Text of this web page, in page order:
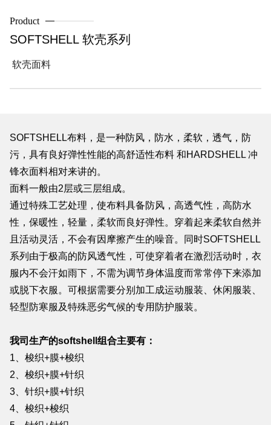
Product
SOFTSHELL 软壳系列
软壳面料
SOFTSHELL布料，是一种防风，防水，柔软，透气，防
污，具有良好弹性性能的高舒适性布料 和HARDSHELL 冲
锋衣面料相对来讲的。
面料一般由2层或三层组成。
通过特殊工艺处理，使布料具备防风，高透气性，高防水
性，保暖性，轻量，柔软而良好弹性。穿着起来柔软自然并
且活动灵活，不会有因摩擦产生的噪音。同时SOFTSHELL
系列由于极高的防风透气性，可使穿着者在激烈活动时，衣
服内不会汗如雨下，不需为调节身体温度而常常停下来添加
或脱下衣服。可根据需要分别加工成运动服装、休闲服装、
轻型防寒服及特殊恶劣气候的专用防护服装。
我司生产的softshell组合主要有：
1、梭织+膜+梭织
2、梭织+膜+针织
3、针织+膜+针织
4、梭织+梭织